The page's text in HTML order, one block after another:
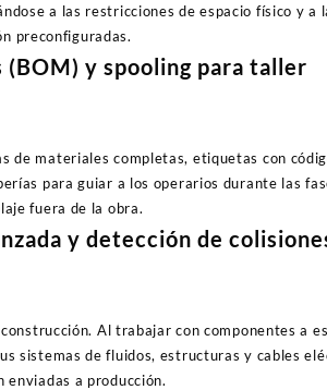
a las restricciones de espacio físico y a
preconfiguradas.
(BOM) y spooling para taller
de materiales completas, etiquetas con
para guiar a los operarios durante las
fuera de la obra.
y detección de
Al trabajar con componentes a
sistemas de fluidos, estructuras y cables
enviadas a producción.